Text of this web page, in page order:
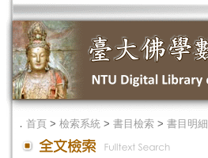
． 首頁 > 檢索系統 > 書目檢索 > 書目明細